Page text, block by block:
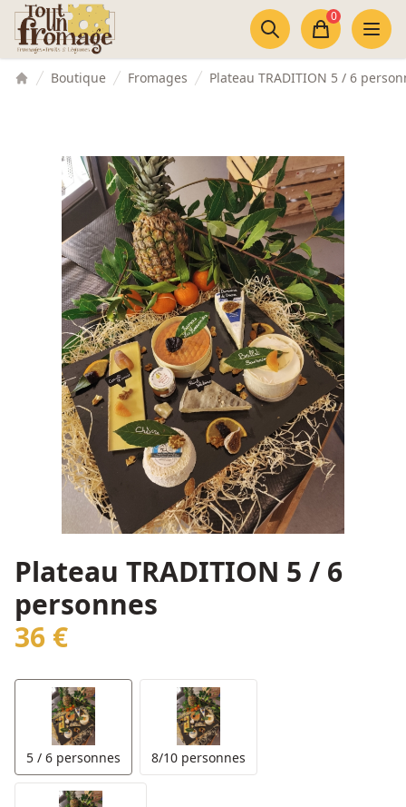
Accès au contenu
Panier
0
Boutique Fromages Plateau TRADITION 5 / 6
Plateau TRADITION 5 / 6
personnes
36 €
5 / 6 personnes 8/10 personnes
Panneau de gestion des cookies